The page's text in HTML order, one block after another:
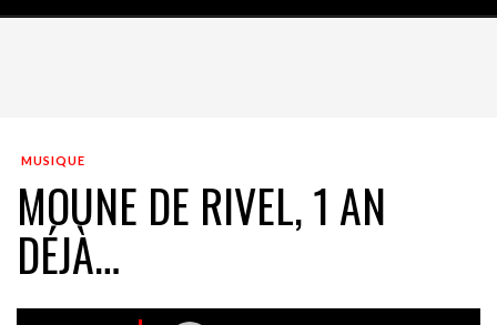
MUSIQUE
MOUNE DE RIVEL, 1 AN
DÉJÀ…